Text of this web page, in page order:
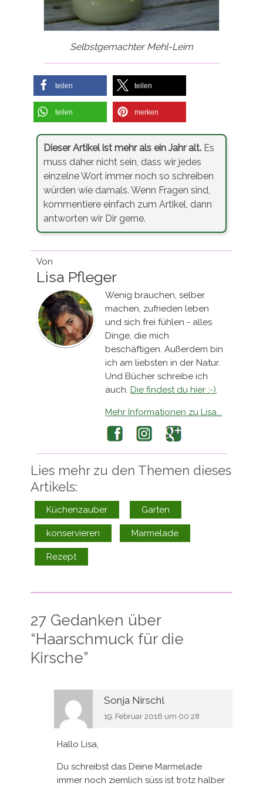
Selbstgemachter Mehl-Leim
teilen teilen
teilen merken
Dieser Artikel ist mehr als ein Jahr alt. Es
muss daher nicht sein, dass wir jedes
einzelne Wort immer noch so schreiben
würden wie damals. Wenn Fragen sind,
kommentiere einfach zum Artikel, dann
antworten wir Dir gerne.
Von
Lisa Pfleger
Wenig brauchen, selber
machen, zufrieden leben
und sich frei fühlen - alles
Dinge, die mich
beschäftigen. Außerdem bin
ich am liebsten in der Natur.
Und Bücher schreibe ich
auch. Die findest du hier :-).
Mehr Informationen zu Lisa...
Facebook Instagram
Lies mehr zu den Themen dieses
Artikels:
Küchenzauber Garten
konservieren Marmelade
Rezept
27 Gedanken über
“Haarschmuck für die
Kirsche”
Sonja Nirschl
19. Februar 2016 um 00:28
Hallo Lisa,
Du schreibst das Deine Marmelade
immer noch ziemlich süss ist trotz halber